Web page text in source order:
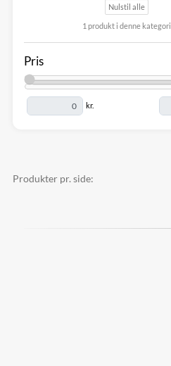
Nulstil alle
1 produkt i denne kategori
Pris
kr.
Produkter pr. side: